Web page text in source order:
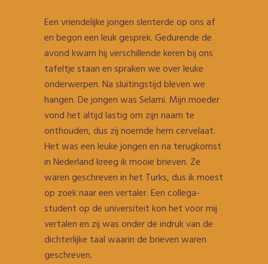
Een vriendelijke jongen slenterde op ons af
en begon een leuk gesprek. Gedurende de
avond kwam hij verschillende keren bij ons
tafeltje staan en spraken we over leuke
onderwerpen. Na sluitingstijd bleven we
hangen. De jongen was Selami. Mijn moeder
vond het altijd lastig om zijn naam te
onthouden, dus zij noemde hem cervelaat.
Het was een leuke jongen en na terugkomst
in Nederland kreeg ik mooie brieven. Ze
waren geschreven in het Turks, dus ik moest
op zoek naar een vertaler. Een collega-
student op de universiteit kon het voor mij
vertalen en zij was onder de indruk van de
dichterlijke taal waarin de brieven waren
geschreven.